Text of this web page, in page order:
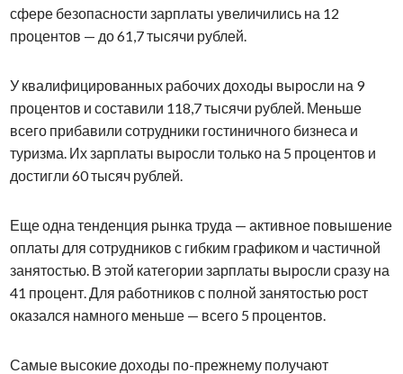
сфере безопасности зарплаты увеличились на 12
процентов — до 61,7 тысячи рублей.
У квалифицированных рабочих доходы выросли на 9
процентов и составили 118,7 тысячи рублей. Меньше
всего прибавили сотрудники гостиничного бизнеса и
туризма. Их зарплаты выросли только на 5 процентов и
достигли 60 тысяч рублей.
Еще одна тенденция рынка труда — активное повышение
оплаты для сотрудников с гибким графиком и частичной
занятостью. В этой категории зарплаты выросли сразу на
41 процент. Для работников с полной занятостью рост
оказался намного меньше — всего 5 процентов.
Самые высокие доходы по-прежнему получают